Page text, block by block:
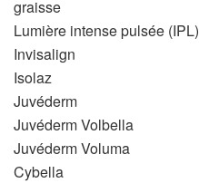
graisse
Lumière intense pulsée (IPL)
Invisalign
Isolaz
Juvéderm
Juvéderm Volbella
Juvéderm Voluma
Cybella